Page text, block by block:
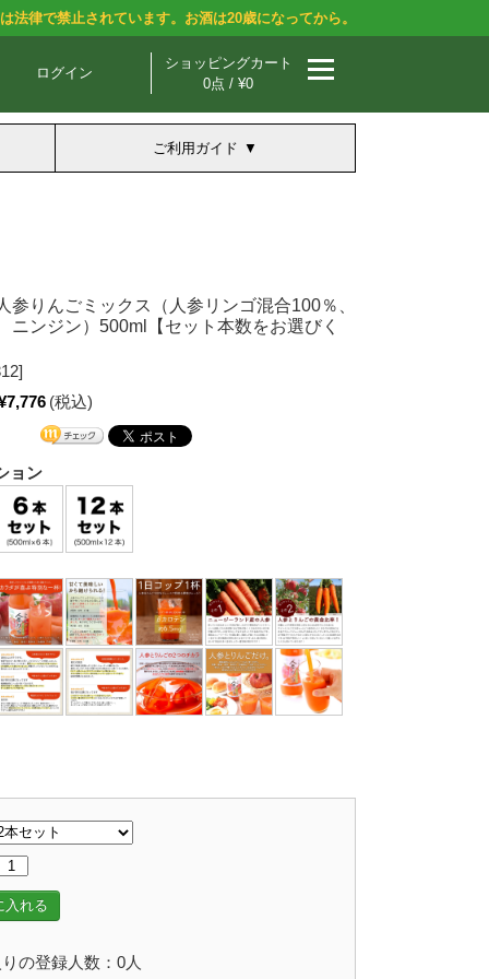
法律で禁止されています。お酒は20歳になってから。
ログイン
ショッピングカート
0点 / ¥0
ご利用ガイド
りんごミックス（人参リンゴ混合100％、
ニンジン）500ml【セット本数をお選びく
(税込)
ョン
入れる
の登録人数：0人